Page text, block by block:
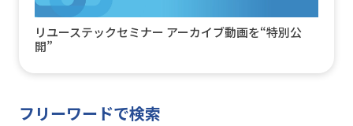
リユーステックセミナー アーカイブ動画を“特別公
開”
フリーワードで検索